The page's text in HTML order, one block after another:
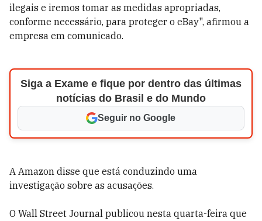
ilegais e iremos tomar as medidas apropriadas,
conforme necessário, para proteger o eBay", afirmou a
empresa em comunicado.
Siga a Exame e fique por dentro das últimas
notícias do Brasil e do Mundo
Seguir no Google
A Amazon disse que está conduzindo uma
investigação sobre as acusações.
O Wall Street Journal publicou nesta quarta-feira que